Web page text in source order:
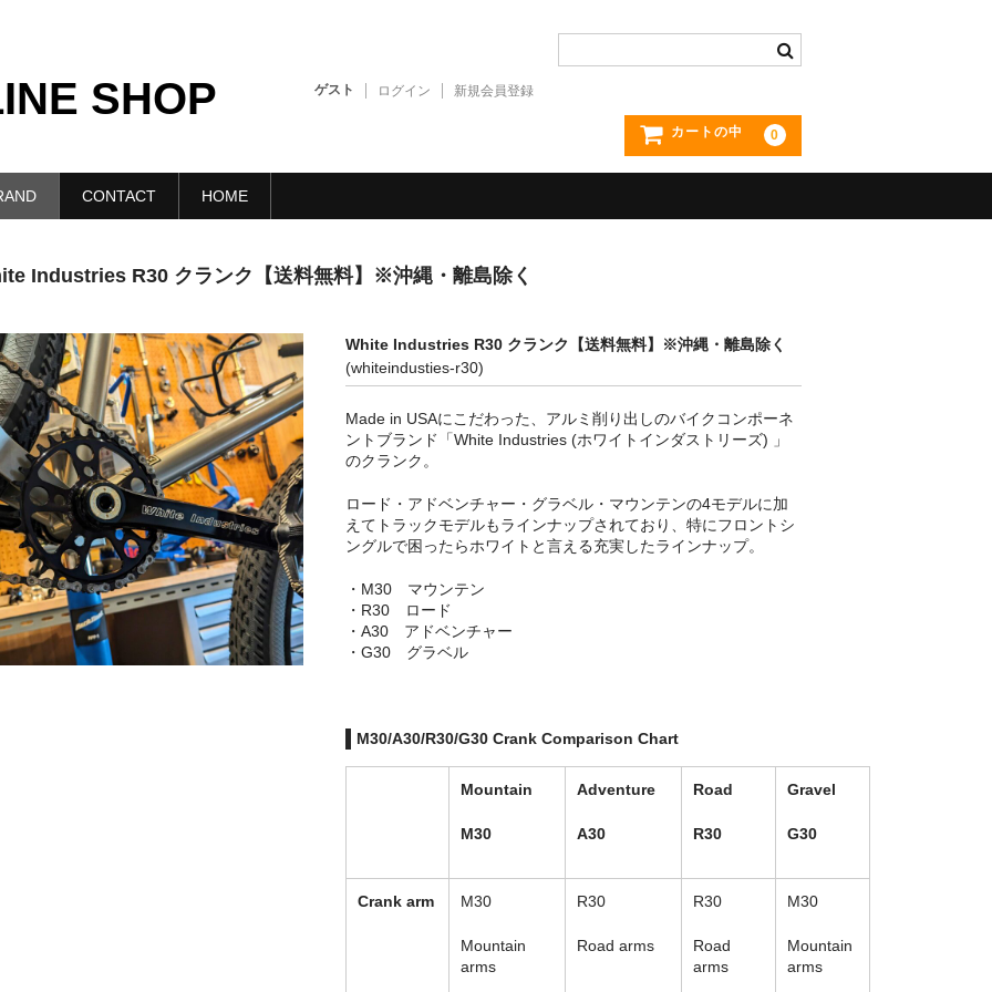
SHOP ゲスト ログイン 新規会員登録
カートの中 0
CONTACT HOME
Industries R30 クランク【送料無料】※沖縄・離島除く
White Industries R30 クランク【送料無料】※沖縄・離島除く
(whiteindusties-r30)
Made in USAにこだわった、アルミ削り出しのバイクコンポーネ
ントブランド「White Industries (ホワイトインダストリーズ) 」
のクランク。
ロード・アドベンチャー・グラベル・マウンテンの4モデルに加
えてトラックモデルもラインナップされており、特にフロントシ
ングルで困ったらホワイトと言える充実したラインナップ。
・M30 マウンテン
・R30 ロード
・A30 アドベンチャー
・G30 グラベル
M30/A30/R30/G30 Crank Comparison Chart
Mountain
M30
Adventure
A30
Road
R30
Gravel
G30
Crank arm M30
Mountain
arms
R30
Road arms
R30
Road
arms
M30
Mountain
arms